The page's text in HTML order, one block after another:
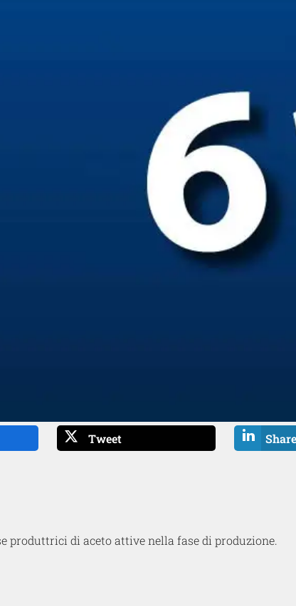
Tweet Share
produttrici di aceto attive nella fase di produzione.